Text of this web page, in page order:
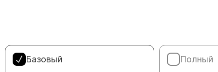
Кресты из белого мрамора
Базовый Полный